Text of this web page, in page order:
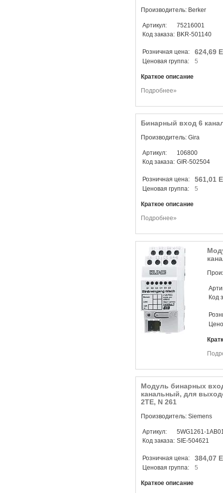
Производитель: Berker
Артикул:
75216001
Код заказа: BKR-501140
Розничная цена: 624,69
Ценовая группа: 5
Краткое описание
Подробнее»
Бинарный вход 6
Производитель: Gira
Артикул:
106800
Код заказа: GIR-502504
Розничная цена: 561,01
Ценовая группа: 5
Краткое описание
Подробнее»
Код
Модуль бинарных
канальный, для
2TE, N 261
Производитель: Siemens
Артикул:
5WG1261-
Код заказа: SIE-504621
Розничная цена: 384,07
Ценовая группа: 5
Краткое описание